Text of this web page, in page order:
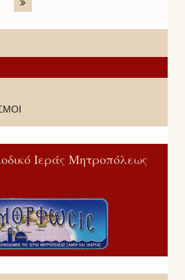
Ιεράς Μητροπόλεως